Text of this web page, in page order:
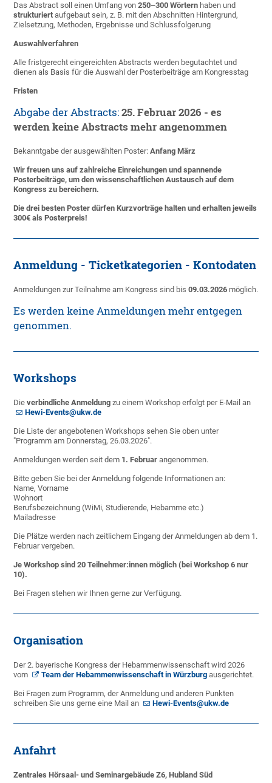
Das Abstract soll einen Umfang von250–300 Wörtern haben und
strukturiert aufgebaut sein, z. B. mit den Abschnitten Hintergrund,
Zielsetzung, Methoden, Ergebnisse und Schlussfolgerung
Auswahlverfahren
Alle fristgerecht eingereichten Abstracts werden begutachtet und
dienen als Basis für die Auswahl der Posterbeiträge am Kongresstag
Fristen
Abgabe der Abstracts:25. Februar 2026 - es
werden keine Abstracts mehr angenommen
Bekanntgabe der ausgewählten Poster: Anfang März
Wir freuen uns auf zahlreiche Einreichungen und spannende
Posterbeiträge, um den wissenschaftlichen Austausch auf dem
Kongress zu bereichern.
Die drei besten Poster dürfen Kurzvorträge halten und erhalten jeweils
300€ als Posterpreis!
Anmeldung - Ticketkategorien - Kontodaten
Anmeldungen zur Teilnahme am Kongress sind bis09.03.2026 möglich.
Es werden keine Anmeldungen mehr entgegen
genommen.
Workshops
Dieverbindliche Anmeldungzu einem Workshop erfolgt per E-Mail an
Hewi-Events@ukw.de
Die Liste der angebotenen Workshops sehen Sie oben unter
"Programm am Donnerstag, 26.03.2026".
Anmeldungen werden seit dem 1. Februar angenommen.
Bitte geben Sie bei der Anmeldung folgende Informationen an:
Name, Vorname
Wohnort
Berufsbezeichnung (WiMi, Studierende, Hebamme etc.)
Mailadresse
Die Plätze werden nach zeitlichem Eingang der Anmeldungen ab dem 1.
Februar vergeben.
Je Workshop sind 20 Teilnehmer:innen möglich (bei Workshop 6 nur
10).
Bei Fragen stehen wir Ihnen gerne zur Verfügung.
Organisation
Der 2. bayerische Kongress der Hebammenwissenschaft wird 2026
vom
Team der Hebammenwissenschaft in Würzburg ausgerichtet.
Bei Fragen zum Programm, der Anmeldung und anderen Punkten
schreiben Sie uns gerne eine Mail an
Hewi-Events@ukw.de
Anfahrt
Zentrales Hörsaal- und Seminargebäude Z6, Hubland Süd